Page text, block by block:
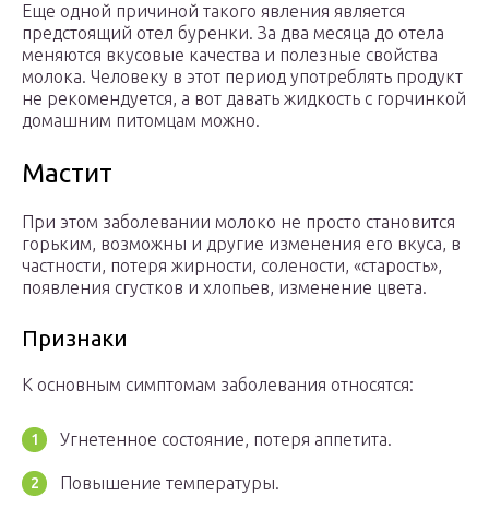
Еще одной причиной такого явления является
предстоящий отел буренки. За два месяца до отела
меняются вкусовые качества и полезные свойства
молока. Человеку в этот период употреблять продукт
не рекомендуется, а вот давать жидкость с горчинкой
домашним питомцам можно.
Мастит
При этом заболевании молоко не просто становится
горьким, возможны и другие изменения его вкуса, в
частности, потеря жирности, солености, «старость»,
появления сгустков и хлопьев, изменение цвета.
Признаки
К основным симптомам заболевания относятся:
Угнетенное состояние, потеря аппетита.
Повышение температуры.